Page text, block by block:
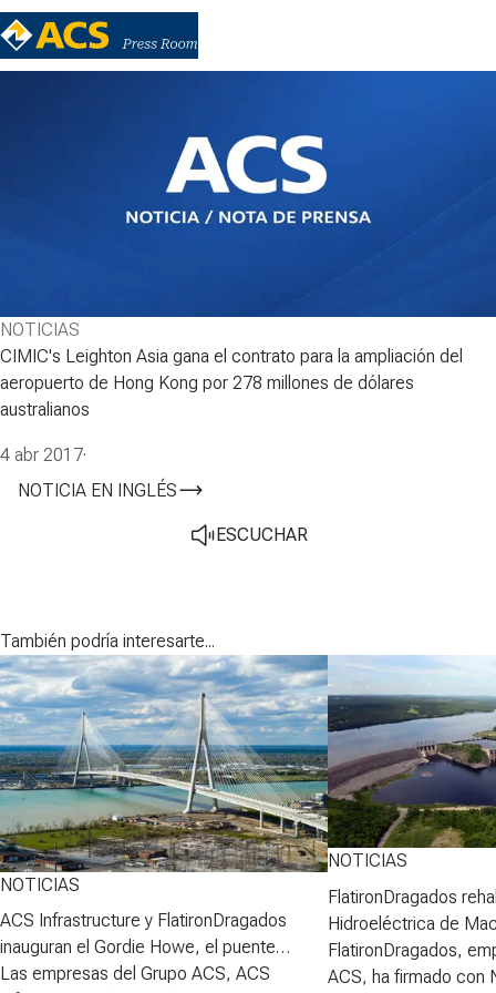
NOTICIAS
CIMIC's Leighton Asia gana el contrato para la ampliación del
aeropuerto de Hong Kong por 278 millones de dólares
australianos
4 abr 2017·
NOTICIA EN INGLÉS
ESCUCHAR
También podría interesarte...
NOTICIAS
ACS Infrastructure y FlatironDragados
inauguran el Gordie Howe, el puente
atirantado más largo de Norteamérica
Las empresas del Grupo ACS, ACS
NOTICIAS
FlatironDragados
Hidroeléctrica de
FlatironDragados,
ACS, ha firmado con